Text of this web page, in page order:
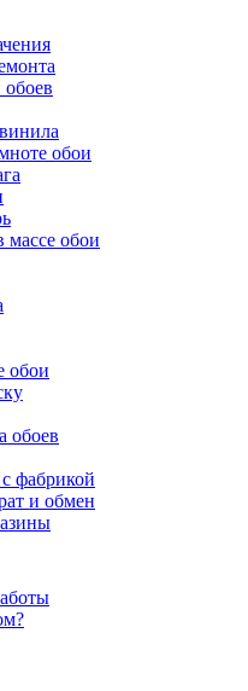
обоев
обои
обои
обои
обоев
фабрикой
и обмен